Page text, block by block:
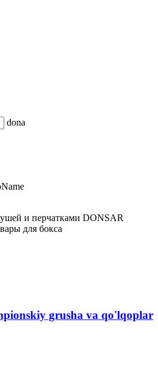
dona
и перчатками DONSAR
для бокса
grusha va qo'lqoplar